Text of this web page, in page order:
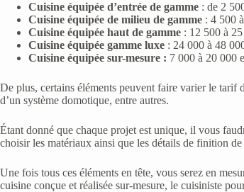
Cuisine équipée d’entrée de gamme : de 2
Cuisine équipée de milieu de gamme : 4 500
Cuisine équipée haut de gamme : 12 500 à
Cuisine équipée gamme luxe : 24 000 à 48
Cuisine équipée sur-mesure : 7 000 à 20 000
De plus, certains éléments peuvent faire varier le tarif
d’un système domotique, entre autres.
Étant donné que chaque projet est unique, il vous
choisir les matériaux ainsi que les détails de finition
Une fois tous ces éléments en tête, vous serez en
cuisine conçue et réalisée sur-mesure, le cuisiniste